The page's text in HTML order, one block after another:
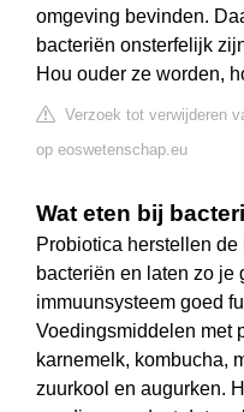
omgeving bevinden.
bacteriën onsterfelijk
Hou ouder ze worden,
Verzoek tot verwijderen
op eoswetenschap.eu
Wat eten bij
Probiotica herstellen
bacteriën en laten zo je
immuunsysteem goed
Voedingsmiddelen met
karnemelk, kombucha,
zuurkool en augurken.